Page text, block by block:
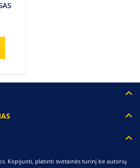
Kopijuoti, platinti svetainės turinį be autorių